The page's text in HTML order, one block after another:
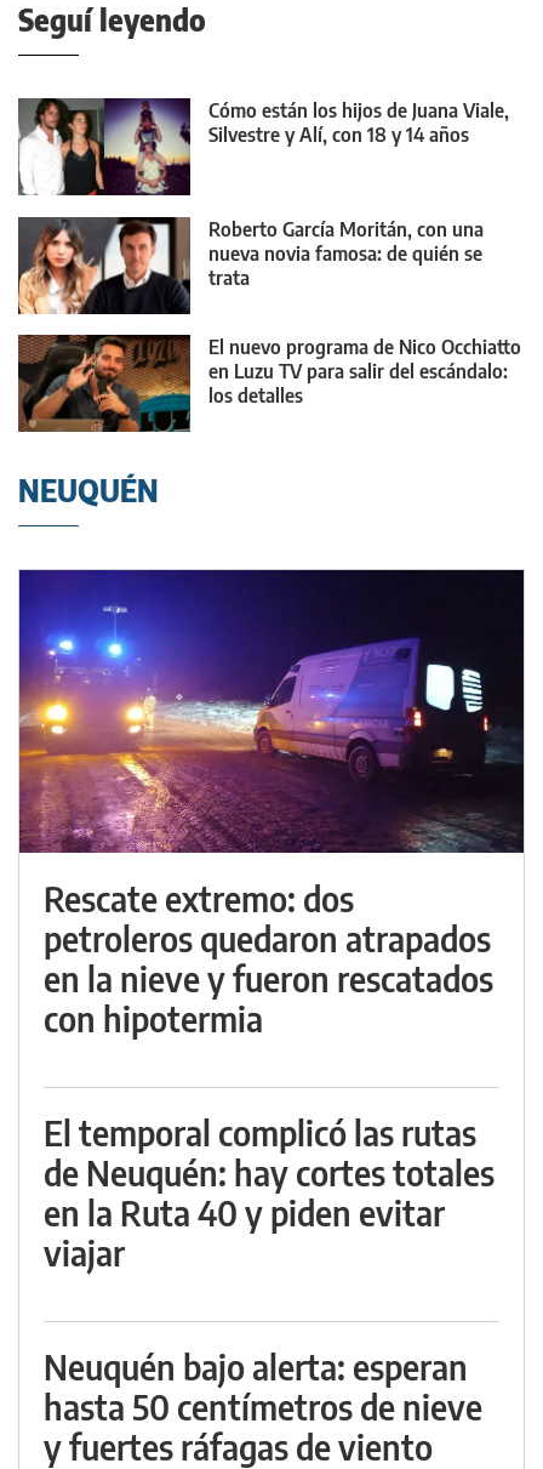
Seguí leyendo
Cómo están los hijos de Juana Viale,
Silvestre y Alí, con 18 y 14 años
Roberto García Moritán, con una
nueva novia famosa: de quién se
trata
El nuevo programa de Nico Occhiatto
en Luzu TV para salir del escándalo:
los detalles
NEUQUÉN
Rescate extremo: dos
petroleros quedaron atrapados
en la nieve y fueron rescatados
con hipotermia
El temporal complicó las rutas
de Neuquén: hay cortes totales
en la Ruta 40 y piden evitar
viajar
Neuquén bajo alerta: esperan
hasta 50 centímetros de nieve
y fuertes ráfagas de viento